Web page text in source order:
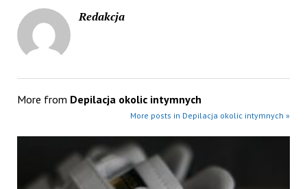
Redakcja
More from Depilacja okolic intymnych
More posts in Depilacja okolic intymnych »